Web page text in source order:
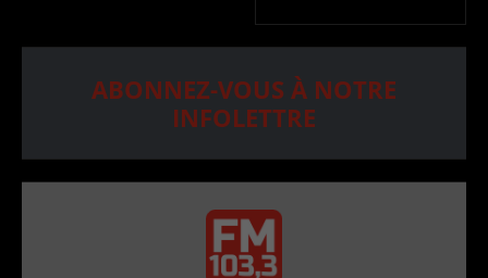
ABONNEZ-VOUS À NOTRE
INFOLETTRE